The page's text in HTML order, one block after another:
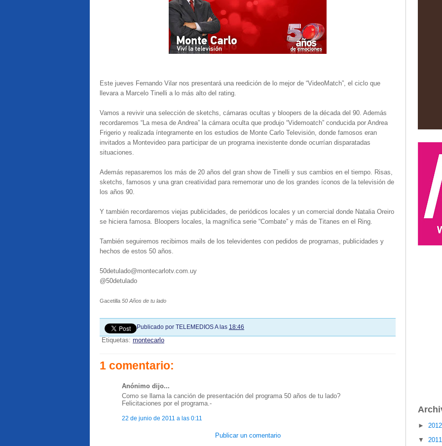
Este jueves Fernando Vilar nos presentará una reedición de lo mejor de “VideoMatch”, el ciclo que
llevara a Marcelo Tinelli a lo más alto del rating.
Vamos a revivir una selección de sketchs, cámaras ocultas y bloopers de la década del 90. Además
recordaremos “La mesa de Andrea” la cámara oculta que produjo “Videmoatch” conducida por Andrea
Frigerio y realizada íntegramente en los estudios de Monte Carlo Televisión, donde famosos eran
invitados a Montevideo para participar de un programa inexistente donde ocurrían disparatadas
situaciones.
Además repasaremos los más de 20 años del gran show de Tinelli y sus cambios en el tiempo. Risas,
sketchs, famosos y una gran creatividad para rememorar uno de los grandes íconos de la televisión de
los años 90.
Y también recordaremos viejas publicidades, de periódicos locales y un comercial donde Natalia Oreiro
se hiciera famosa. Bloopers locales, la magnífica serie “Combate” y más de Titanes en el Ring.
También seguiremos recibimos mails de los televidentes con pedidos de programas, publicidades y
hechos de estos 50 años.
50detulado@montecarlotv.com.uy
@50detulado
Gacetilla 50 Años de tu lado
Publicado por TELEMEDIOSA las 18:46
Etiquetas: montecarlo
1 comentario:
Anónimo dijo...
Como se llama la canción de presentación del programa 50 años de tu lado?
Felicitaciones por el programa.-
22 de junio de 2011 a las 0:11
Publicar un comentario
►
▼